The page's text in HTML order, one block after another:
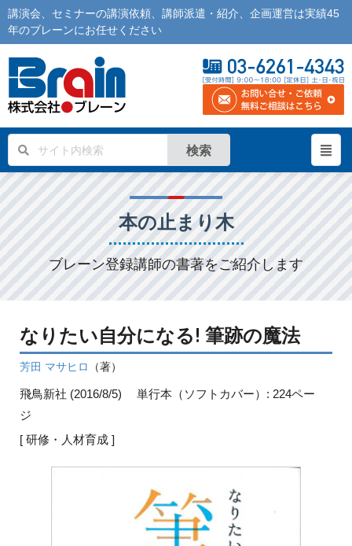
講演会 セミナーの講演依頼 講師派遣 ・紹介、企画運営は実績45
年のブレーンにお任せください
検索
本の止まり木
ブレーン登録講師の書著をご紹介します
なりたい自分になる! 筆跡の魔法
芳田 マサヒロ （著）
飛鳥新社 (2016/8/5)
単行本（ソフトカバー）: 224ペー
ジ
[ 研修・人材育成 ]